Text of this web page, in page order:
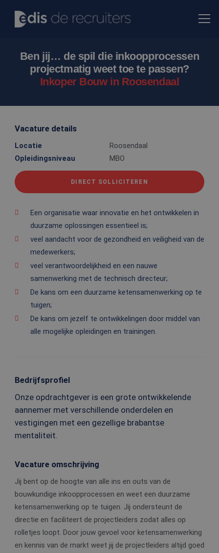
Ben jij… de spil die inkoopprocessen
projectmatig weet toe te passen?
Inkoper Bouw in Roosendaal
Vacature details
Locatie
Roosendaal
Opleidingsniveau
MBO
DIRECT SOLLICITEREN
Een organisatie waar innovatie en het ontwikkelen in
duurzame oplossingen essentieel is;
veel aandacht voor de gezondheid en veiligheid van de
medewerkers;
veel verantwoordelijkheid en een nauwe
samenwerking met de technisch directeur;
De kans om een duurzame ketensamenwerking op te
tuigen;
De kans om jezelf te ontwikkelingen door middel van
alle mogelijke opleidingen en trainingen.
Bedrijfsprofiel
Onze opdrachtgever is een grote ontwikkelende
aannemer met verschillende onderdelen en
vestigingen met een gezellige brabantse
mentaliteit.
Vacature omschrijving
Jij bent op de hoogte van alle ins en outs van de
bouwkundige inkoopprocessen en weet een duurzame
ketensamenwerking op te tuigen. Jij ondersteunt de
directie en faciliteert de projectleiders zodat alles op
rolletjes loopt. Door jouw gevoel voor ketensamenwerking
en kennis van de markt weet jij de projectleiders altijd goed